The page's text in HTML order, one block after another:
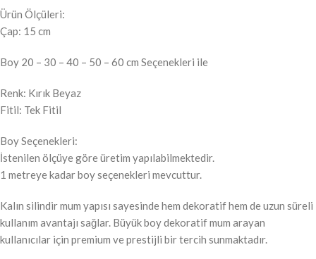
Ürün Ölçüleri:
Çap: 15 cm
Boy 20 – 30 – 40 – 50 – 60 cm Seçenekleri ile
Renk: Kırık Beyaz
Fitil: Tek Fitil
Boy Seçenekleri:
İstenilen ölçüye göre üretim yapılabilmektedir.
1 metreye kadar boy seçenekleri mevcuttur.
Kalın silindir mum yapısı sayesinde hem dekoratif hem de uzun süreli
kullanım avantajı sağlar. Büyük boy dekoratif mum arayan
kullanıcılar için premium ve prestijli bir tercih sunmaktadır.